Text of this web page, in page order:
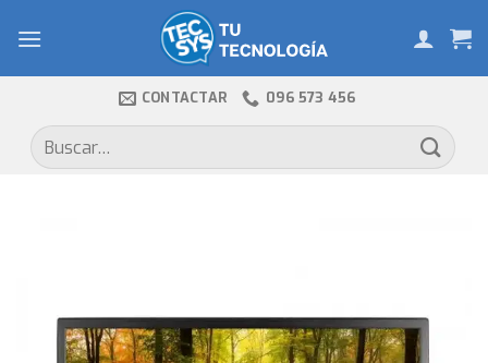
CONTACTAR 096 573 456
Buscar
por: